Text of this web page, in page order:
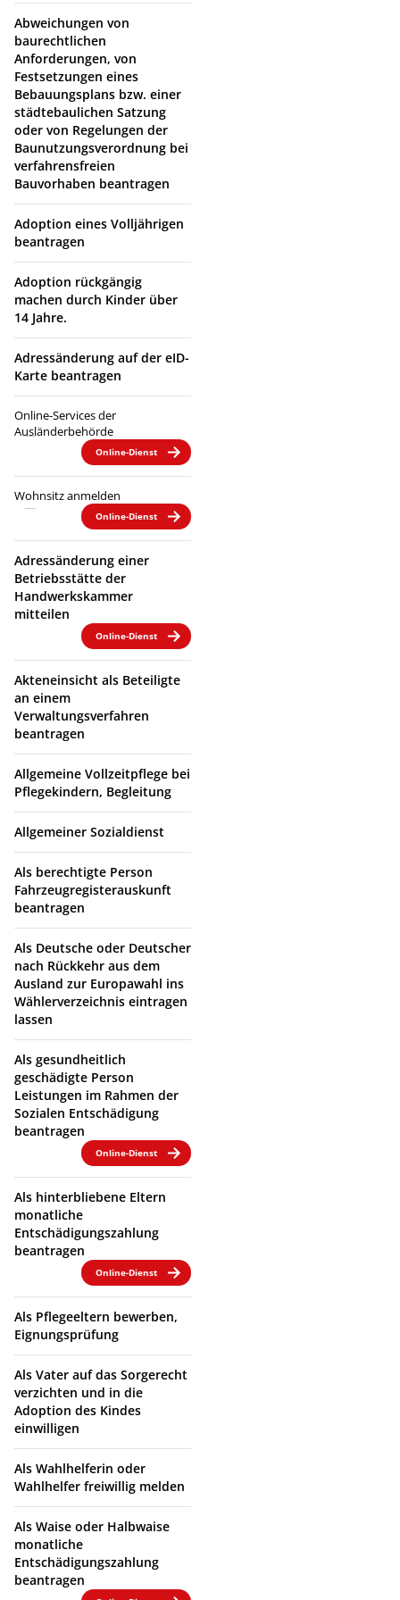
Abweichungen von
baurechtlichen
Anforderungen, von
Festsetzungen eines
Bebauungsplans bzw. einer
städtebaulichen Satzung
oder von Regelungen der
Baunutzungsverordnung bei
verfahrensfreien
Bauvorhaben beantragen
Adoption eines Volljährigen
beantragen
Adoption rückgängig
machen durch Kinder über
14 Jahre.
Adressänderung auf der eID-
Karte beantragen
Online-Services der
Ausländerbehörde
Online-Dienst
Wohnsitz anmelden
Online-Dienst
Adressänderung einer
Betriebsstätte der
Handwerkskammer
mitteilen
Online-Dienst
Akteneinsicht als Beteiligte
an einem
Verwaltungsverfahren
beantragen
Allgemeine Vollzeitpflege bei
Pflegekindern, Begleitung
Allgemeiner Sozialdienst
Als berechtigte Person
Fahrzeugregisterauskunft
beantragen
Als Deutsche oder Deutscher
nach Rückkehr aus dem
Ausland zur Europawahl ins
Wählerverzeichnis eintragen
lassen
Als gesundheitlich
geschädigte Person
Leistungen im Rahmen der
Sozialen Entschädigung
beantragen
Online-Dienst
Als hinterbliebene Eltern
monatliche
Entschädigungszahlung
beantragen
Online-Dienst
Als Pflegeeltern bewerben,
Eignungsprüfung
Als Vater auf das Sorgerecht
verzichten und in die
Adoption des Kindes
einwilligen
Als Wahlhelferin oder
Wahlhelfer freiwillig melden
Als Waise oder Halbwaise
monatliche
Entschädigungszahlung
beantragen